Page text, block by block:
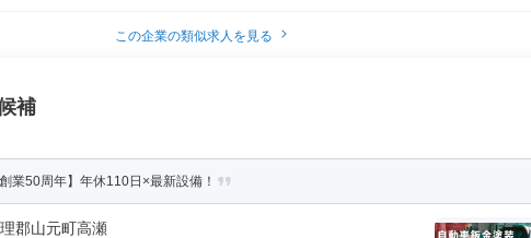
この企業の類似求人を見る
補
業50周年】年休110日×最新設備！
郡山元町高瀬